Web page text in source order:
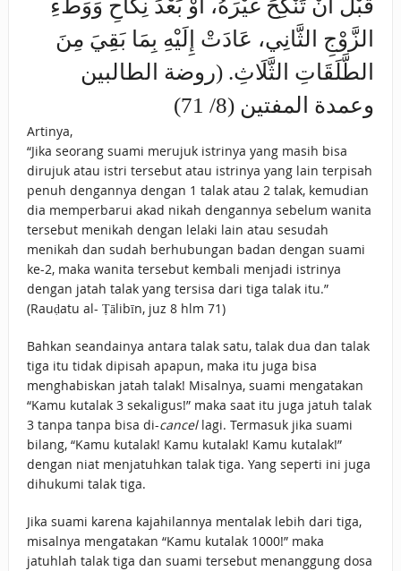
قَبْلَ أَنْ تَنْكِحَ غَيْرَهُ، أَوْ بَعْدَ نِكَاحِ وَوَطْءِ
الزَّوْجِ الثَّانِي، عَادَتْ إِلَيْهِ بِمَا بَقِيَ مِنَ
الطَّلَقَاتِ الثَّلَاثِ. (روضة الطالبين
وعمدة المفتين (8/ 71)
Artinya,
“Jika seorang suami merujuk istrinya yang masih bisa
dirujuk atau istri tersebut atau istrinya yang lain terpisah
penuh dengannya dengan 1 talak atau 2 talak, kemudian
dia memperbarui akad nikah dengannya sebelum wanita
tersebut menikah dengan lelaki lain atau sesudah
menikah dan sudah berhubungan badan dengan suami
ke-2, maka wanita tersebut kembali menjadi istrinya
dengan jatah talak yang tersisa dari tiga talak itu.”
(Rauḍatu al- Ṭālibīn, juz 8 hlm 71)
Bahkan seandainya antara talak satu, talak dua dan talak
tiga itu tidak dipisah apapun, maka itu juga bisa
menghabiskan jatah talak! Misalnya, suami mengatakan
“Kamu kutalak 3 sekaligus!” maka saat itu juga jatuh talak
3 tanpa tanpa bisa di-cancellagi. Termasuk jika suami
bilang, “Kamu kutalak! Kamu kutalak! Kamu kutalak!”
dengan niat menjatuhkan talak tiga. Yang seperti ini juga
dihukumi talak tiga.
Jika suami karena kajahilannya mentalak lebih dari tiga,
misalnya mengatakan “Kamu kutalak 1000!” maka
jatuhlah talak tiga dan suami tersebut menanggung dosa